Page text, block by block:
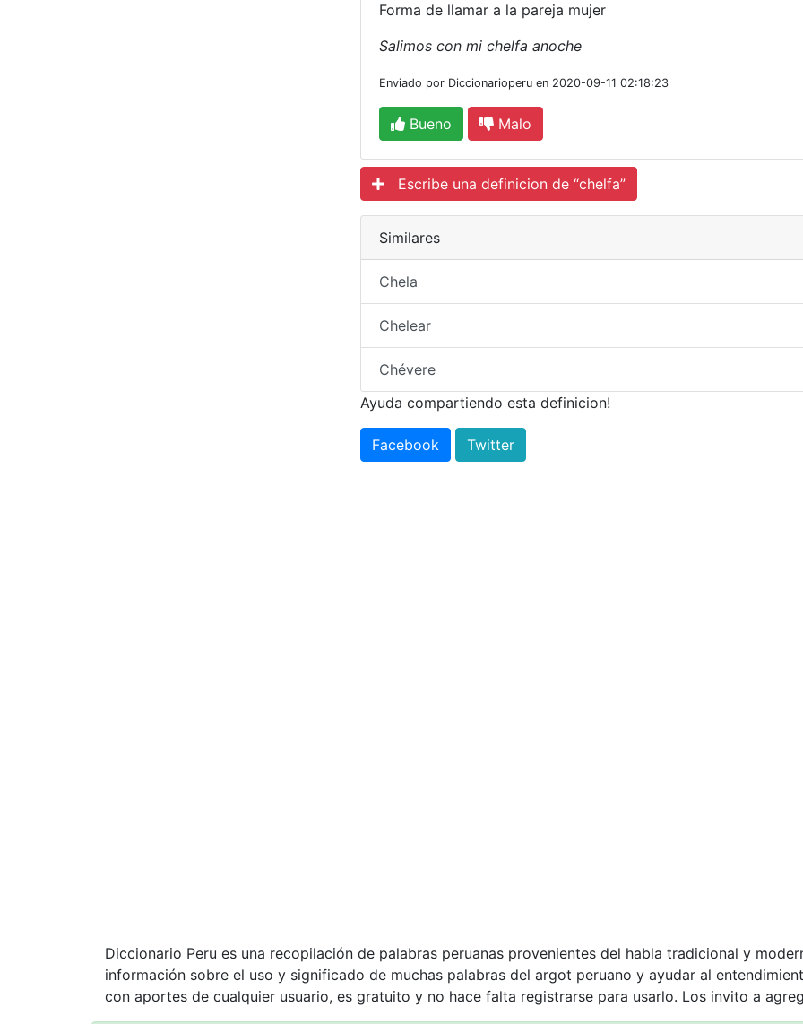
Forma de llamar a la pareja mujer
Salimos con mi chelfa anoche
Enviado por Diccionarioperu en 2020-09-11 02:18:23
Bueno Malo
Escribe una definicion de “chelfa”
Similares
Chela
Chelear
Chévere
Ayuda compartiendo esta definicion!
Facebook Twitter
Diccionario Peru es una recopilación de palabras peruanas provenientes del habla tradicional y
información sobre el uso y significado de muchas palabras del argot peruano y ayudar al
con aportes de cualquier usuario, es gratuito y no hace falta registrarse para usarlo. Los invito a